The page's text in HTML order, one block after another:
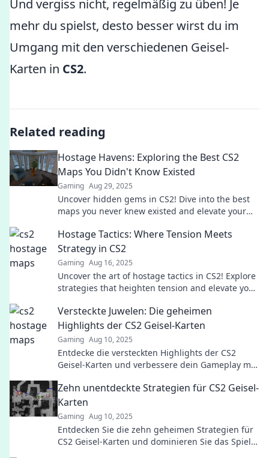
Und vergiss nicht, regelmäßig zu üben! Je
mehr du spielst, desto besser wirst du im
Umgang mit den verschiedenen Geisel-
Karten in CS2.
Related reading
Hostage Havens: Exploring the Best CS2
Maps You Didn't Know Existed
Gaming Aug 29, 2025
Uncover hidden gems in CS2! Dive into the best
maps you never knew existed and elevate your
Hostage Tactics: Where Tension Meets
Strategy in CS2
Gaming Aug 16, 2025
Uncover the art of hostage tactics in CS2! Explore
strategies that heighten tension and elevate your
Versteckte Juwelen: Die geheimen
Highlights der CS2 Geisel-Karten
Gaming Aug 10, 2025
Entdecke die versteckten Highlights der CS2
Geisel-Karten und verbessere dein Gameplay mit
Zehn unentdeckte Strategien für CS2 Geisel-
Karten
Gaming Aug 10, 2025
Entdecken Sie die zehn geheimen Strategien für
CS2 Geisel-Karten und dominieren Sie das Spiel